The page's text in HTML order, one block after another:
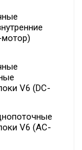
мотор)
V6 (DC-
V6 (AC-